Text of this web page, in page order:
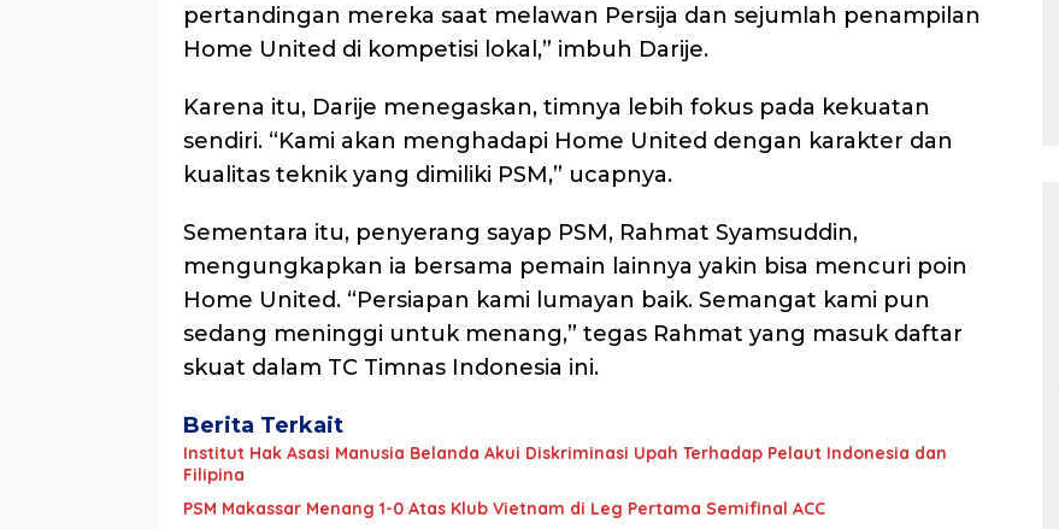
pertandingan mereka saat melawan Persija dan sejumlah penampilan
Home United di kompetisi lokal,” imbuh Darije.
Karena itu, Darije menegaskan, timnya lebih fokus pada kekuatan
sendiri. “Kami akan menghadapi Home United dengan karakter dan
kualitas teknik yang dimiliki PSM,” ucapnya.
Sementara itu, penyerang sayap PSM, Rahmat Syamsuddin,
mengungkapkan ia bersama pemain lainnya yakin bisa mencuri poin
Home United. “Persiapan kami lumayan baik. Semangat kami pun
sedang meninggi untuk menang,” tegas Rahmat yang masuk daftar
skuat dalam TC Timnas Indonesia ini.
Berita Terkait
Institut Hak Asasi Manusia Belanda Akui Diskriminasi Upah Terhadap Pelaut Indonesia dan
Filipina
PSM Makassar Menang 1-0 Atas Klub Vietnam di Leg Pertama Semifinal ACC